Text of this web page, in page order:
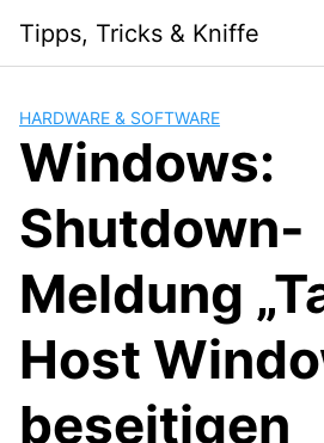
i
Tipps, Tricks & Kniffe
HARDWARE & SOFTWARE
Windows:
Shutdown-
Meldung
Host
beseitigen